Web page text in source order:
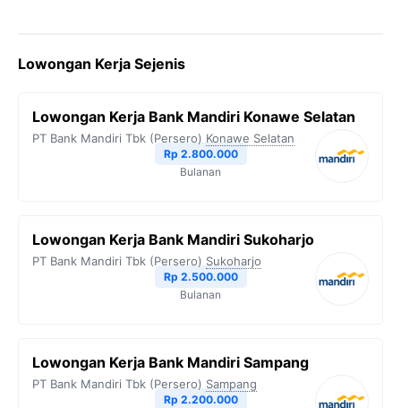
Lowongan Kerja Sejenis
Lowongan Kerja Bank Mandiri Konawe Selatan
PT Bank Mandiri Tbk (Persero) Konawe Selatan
Rp 2.800.000
Bulanan
Lowongan Kerja Bank Mandiri Sukoharjo
PT Bank Mandiri Tbk (Persero) Sukoharjo
Rp 2.500.000
Bulanan
Lowongan Kerja Bank Mandiri Sampang
PT Bank Mandiri Tbk (Persero) Sampang
Rp 2.200.000